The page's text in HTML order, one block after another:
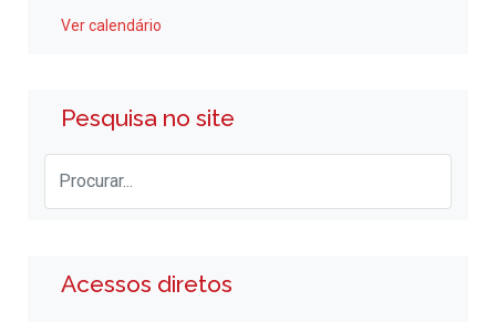
Ver calendário
Pesquisa no site
Acessos diretos